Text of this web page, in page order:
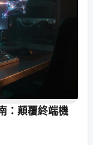
：顛覆終端機